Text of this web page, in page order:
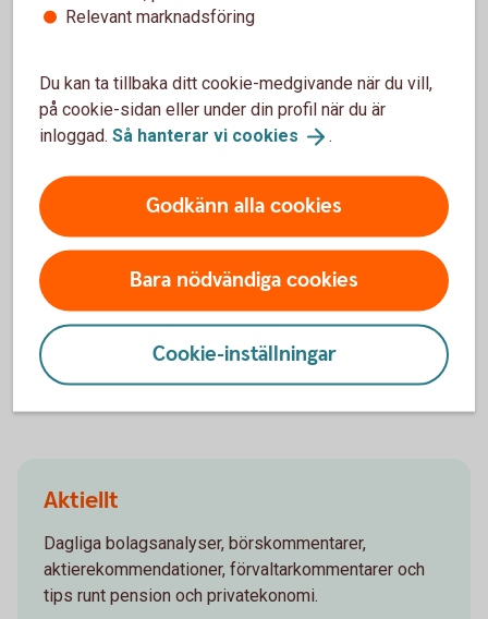
LEI – Legal Entity Identifier
finansiella instrument?
Registrera LEI
Warrantskola
Här får du både grundläggande och mer fördjupad
information om warranter.
Warrantskolan
Aktiellt
Dagliga bolagsanalyser, börskommentarer,
aktierekommendationer, förvaltarkommentarer och
tips runt pension och privatekonomi.
Relevant marknadsföring
Du kan ta tillbaka ditt cookie-medgivande när du vill,
på cookie-sidan eller under din profil när du är
inloggad. Så hanterar vi cookies .
Godkänn alla cookies
Bara nödvändiga cookies
Cookie-inställningar